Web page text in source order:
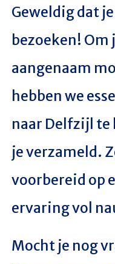
Geweldig dat
bezoeken! Om
aangenaam
hebben we
naar Delfzijl te
je verzameld.
voorbereid op
ervaring vol
Mocht je nog